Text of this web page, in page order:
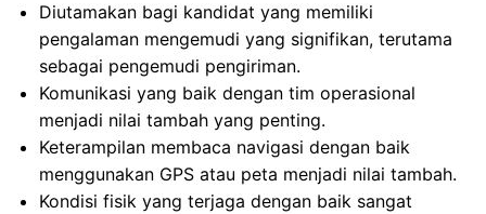
Diutamakan bagi kandidat yang memiliki
pengalaman mengemudi yang signifikan, terutama
sebagai pengemudi pengiriman.
Komunikasi yang baik dengan tim operasional
menjadi nilai tambah yang penting.
Keterampilan membaca navigasi dengan baik
menggunakan GPS atau peta menjadi nilai tambah.
Kondisi fisik yang terjaga dengan baik sangat